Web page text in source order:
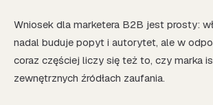
Wniosek dla marketera B2B jest prosty:
nadal buduje popyt i autorytet, ale w
coraz częściej liczy się też to, czy marka
zewnętrznych źródłach zaufania.